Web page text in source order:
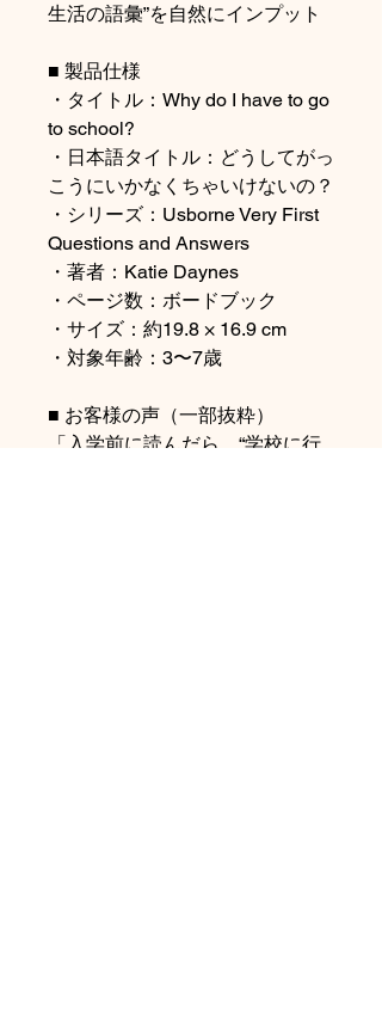
生活の語彙”を自然にインプット
■ 製品仕様
・タイトル：Why do I have to go
to school?
・日本語タイトル：どうしてがっ
こうにいかなくちゃいけないの？
・シリーズ：Usborne Very First
Questions and Answers
・著者：Katie Daynes
・ページ数：ボードブック
・サイズ：約19.8 × 16.9 cm
・対象年齢：3〜7歳
■ お客様の声（一部抜粋）
「入学前に読んだら、“学校に行